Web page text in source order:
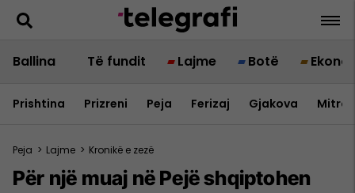
Ballina Të fundit Lajme Botë
Prishtina Prizreni Peja Ferizaj Gjakova
Peja > Lajme > Kronikë e zezë
Për një muaj në Pejë shqiptohen